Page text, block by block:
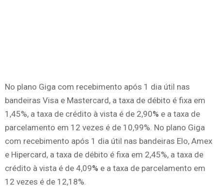
No plano Giga com recebimento após 1 dia útil nas
bandeiras Visa e Mastercard, a taxa de débito é fixa em
1,45%, a taxa de crédito à vista é de 2,90% e a taxa de
parcelamento em 12 vezes é de 10,99%. No plano Giga
com recebimento após 1 dia útil nas bandeiras Elo, Amex
e Hipercard, a taxa de débito é fixa em 2,45%, a taxa de
crédito à vista é de 4,09% e a taxa de parcelamento em
12 vezes é de 12,18%.